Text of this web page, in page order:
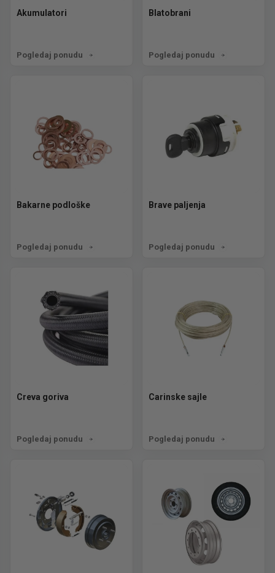
Akumulatori
Pogledaj ponudu
Blatobrani
Pogledaj ponudu
Bakarne podloške
Pogledaj ponudu
Brave paljenja
Pogledaj ponudu
Creva goriva
Pogledaj ponudu
Carinske sajle
Pogledaj ponudu